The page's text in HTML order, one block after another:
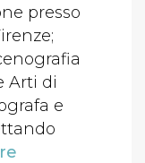
presso
Arti di
e